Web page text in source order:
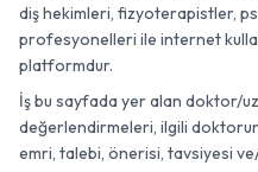
diş hekimleri, fizyoterapistler,
profesyonelleri ile internet
platformdur.
İş bu sayfada yer alan doktor/
değerlendirmeleri, ilgili
emri, talebi, önerisi, tavsiyesi ve/